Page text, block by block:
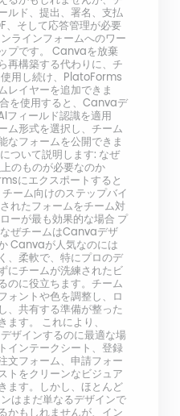
ルド、提出、署名、支払
、そして応答管理が必要
ラインフォームへのワー
プです。 Canvaを放棄
再構築する代わりに、チ
用し続け、PlatoForms
レイヤーを追加できま
を使用すると、Canvaデ
フィールド認識を適用
ム形式を選択し、チーム
なフォームを公開できま
ついて説明します: なぜ
のものが必要なのか
にエクスポートすると
ーム向けのステップバイ
れたフォームをチーム対
ーが最も効果的な場合 プ
ぜチームはCanvaデザ
Canvaが人気なのには
、柔軟で、特にプロのデ
にチームが洗練されたビ
のに役立ちます。チーム
ォントや色を調整し、ロ
、共有する準備が整った
ます。 これにより、
ザインするのに最適な場
インテークシート、登録
文フォーム、申請フォー
トをクリーンなビジュア
ます。しかし、ほとんど
はまだ単なるデザインで
かもしれませんが、イン